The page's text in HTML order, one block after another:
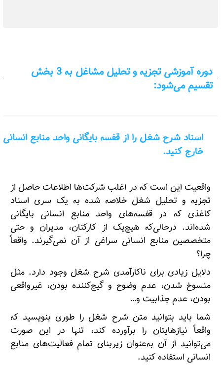
دوره آموزشی تجزیه و تحلیل مشاغل به 3 بخش
تقسیم می‌شود:
اسناد شرح شغل را از قفسه بایگانی واحد منابع انسانی
خارج کنید.
واقعیت این است که در اغلب شرکت‌ها اطلاعات حاصل از
تجزیه و تحلیل شغل خلاصه شده به یک سری اسناد
کاغذی که در قفسه‌های واحد منابع انسانی بایگانی
شده‌اند. درحالی‌که هیچ‌یک از کارکنان، مدیران و حتی
متخصصین منابع انسانی سراغی از آن نمی‌گیرند. واقعاً
چرا؟
دلایل زیادی برای ناکارآمدی شرح شغل وجود دارد. مثل
منسوخ شدن، عدم وضوح و گیج‌کننده بودن، غیرواقعی
بودن، عدم جذابیت و…
شما باید بتوانید متن شرح شغل را طوری بنویسید که
واقعاً نیازهایتان را برآورده کند، تنها در این صورت
می‌توانید از آن به‌عنوان زیربنای تمام فعالیت‌های منابع
انسانی استفاده کنید.